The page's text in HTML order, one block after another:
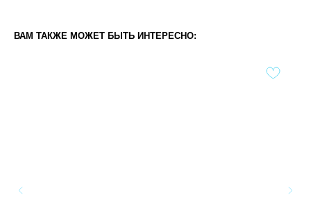
ВАМ ТАКЖЕ МОЖЕТ БЫТЬ ИНТЕРЕСНО: